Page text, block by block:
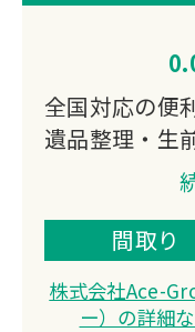
全国対応の便
遺品整理・生
屋敷片付けか
まで幅広く対
365日年中無
追加料金一切
2605件突破の
間取り
株式会社Ace-
ー）の詳細